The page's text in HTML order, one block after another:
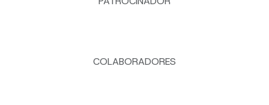
COLABORADORES